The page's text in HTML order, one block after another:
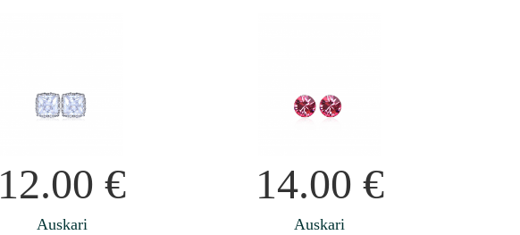
12.00€
Auskari
14.00 €
Auskari